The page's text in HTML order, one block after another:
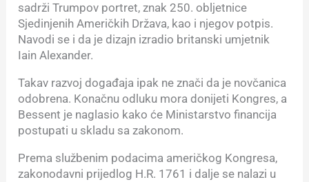
sadrži Trumpov portret, znak 250. obljetnice
Sjedinjenih Američkih Država, kao i njegov potpis.
Navodi se i da je dizajn izradio britanski umjetnik
Iain Alexander.
Takav razvoj događaja ipak ne znači da je novčanica
odobrena. Konačnu odluku mora donijeti Kongres, a
Bessent je naglasio kako će Ministarstvo financija
postupati u skladu sa zakonom.
Prema službenim podacima američkog Kongresa,
zakonodavni prijedlog H.R. 1761 i dalje se nalazi u